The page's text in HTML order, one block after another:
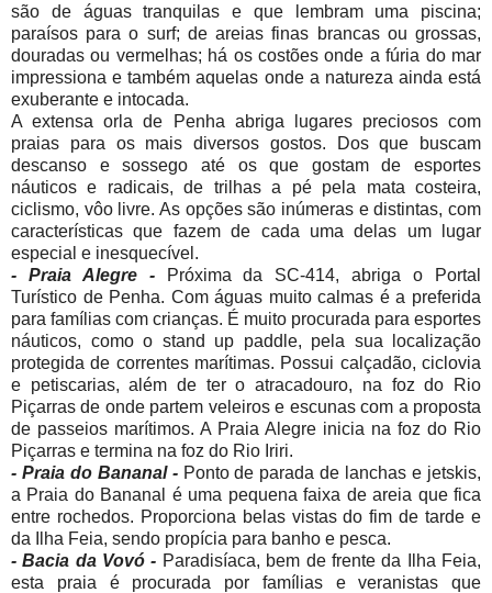
são de águas tranquilas e que lembram uma piscina;
paraísos para o surf; de areias finas brancas ou grossas,
douradas ou vermelhas; há os costões onde a fúria do mar
impressiona e também aquelas onde a natureza ainda está
exuberante e intocada.
A extensa orla de Penha abriga lugares preciosos com
praias para os mais diversos gostos. Dos que buscam
descanso e sossego até os que gostam de esportes
náuticos e radicais, de trilhas a pé pela mata costeira,
ciclismo, vôo livre. As opções são inúmeras e distintas, com
características que fazem de cada uma delas um lugar
especial e inesquecível.
- Praia Alegre -Próxima da SC-414, abriga o Portal
Turístico de Penha. Com águas muito calmas é a preferida
para famílias com crianças. É muito procurada para esportes
náuticos, como o stand up paddle, pela sua localização
protegida de correntes marítimas. Possui calçadão, ciclovia
e petiscarias, além de ter o atracadouro, na foz do Rio
Piçarras de onde partem veleiros e escunas com a proposta
de passeios marítimos. A Praia Alegre inicia na foz do Rio
Piçarras e termina na foz do Rio Iriri.
- Praia do Bananal -Ponto de parada de lanchas e jetskis,
a Praia do Bananal é uma pequena faixa de areia que fica
entre rochedos. Proporciona belas vistas do fim de tarde e
da Ilha Feia, sendo propícia para banho e pesca.
- Bacia da Vovó - Paradisíaca, bem de frente da Ilha Feia,
esta praia é procurada por famílias e veranistas que